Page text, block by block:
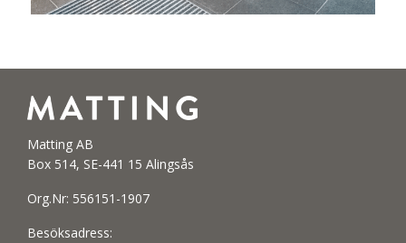
Matting AB
Box 514, SE-441 15 Alingsås
Org.Nr: 556151-1907
Besöksadress: